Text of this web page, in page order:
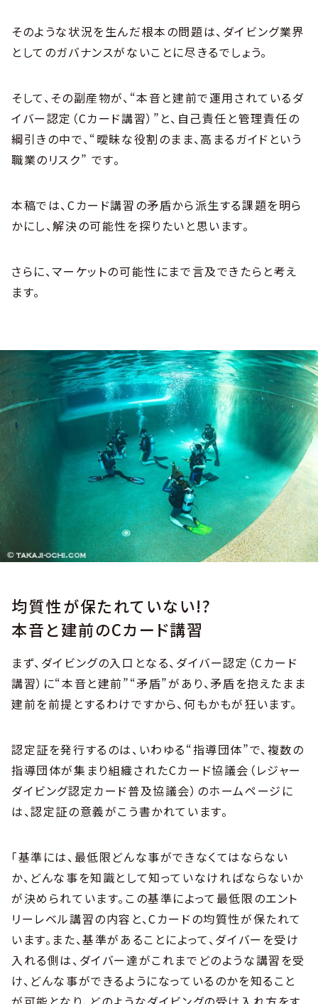
そのような状況を生んだ根本の問題は、ダイビング業界
としてのガバナンスがないことに尽きるでしょう。
そして、その副産物が、“本音と建前で運用されているダ
イバー認定（Cカード講習）”と、自己責任と管理責任の
綱引きの中で、“曖昧な役割のまま、高まるガイドという
職業のリスク” です。
本稿では、Cカード講習の矛盾から派生する課題を明ら
かにし、解決の可能性を探りたいと思います。
さらに、マーケットの可能性にまで言及できたらと考え
ます。
均質性が保たれていない!?
本音と建前のCカード講習
まず、ダイビングの入口となる、ダイバー認定（Cカード
講習）に“本音と建前”“矛盾”があり、矛盾を抱えたまま
建前を前提とするわけですから、何もかもが狂います。
認定証を発行するのは、いわゆる“指導団体”で、複数の
指導団体が集まり組織されたCカード協議会（レジャー
ダイビング認定カード普及協議会）のホームページに
は、認定証の意義がこう書かれています。
「基準には、最低限どんな事ができなくてはならない
か、どんな事を知識として知っていなければならないか
が決められています。この基準によって最低限のエント
リーレベル講習の内容と、Cカードの均質性が保たれて
います。また、基準があることによって、ダイバーを受け
入れる側は、ダイバー達がこれまでどのような講習を受
け、どんな事ができるようになっているのかを知ること